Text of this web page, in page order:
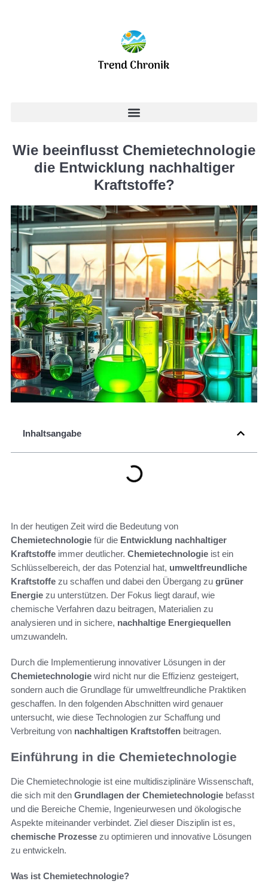
Wie beeinflusst Chemietechnologie
die Entwicklung nachhaltiger
Kraftstoffe?
Inhaltsangabe
In der heutigen Zeit wird die Bedeutung von
Chemietechnologie für die Entwicklung nachhaltiger
Kraftstoffe immer deutlicher. Chemietechnologie ist ein
Schlüsselbereich, der das Potenzial hat, umweltfreundliche
Kraftstoffe zu schaffen und dabei den Übergang zu grüner
Energie zu unterstützen. Der Fokus liegt darauf, wie
chemische Verfahren dazu beitragen, Materialien zu
analysieren und in sichere, nachhaltige Energiequellen
umzuwandeln.
Durch die Implementierung innovativer Lösungen in der
Chemietechnologie wird nicht nur die Effizienz gesteigert,
sondern auch die Grundlage für umweltfreundliche Praktiken
geschaffen. In den folgenden Abschnitten wird genauer
untersucht, wie diese Technologien zur Schaffung und
Verbreitung von nachhaltigen Kraftstoffen beitragen.
Einführung in die Chemietechnologie
Die Chemietechnologie ist eine multidisziplinäre Wissenschaft,
die sich mit den Grundlagen der Chemietechnologie befasst
und die Bereiche Chemie, Ingenieurwesen und ökologische
Aspekte miteinander verbindet. Ziel dieser Disziplin ist es,
chemische Prozesse zu optimieren und innovative Lösungen
zu entwickeln.
Was ist Chemietechnologie?